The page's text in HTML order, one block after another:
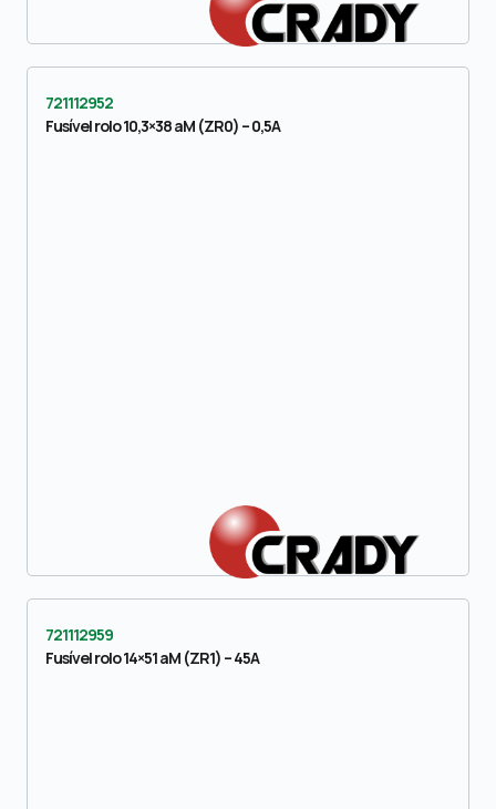
721112952
Fusível rolo 10,3×38 aM (ZR0) – 0,5A
721112959
Fusível rolo 14×51 aM (ZR1) – 45A